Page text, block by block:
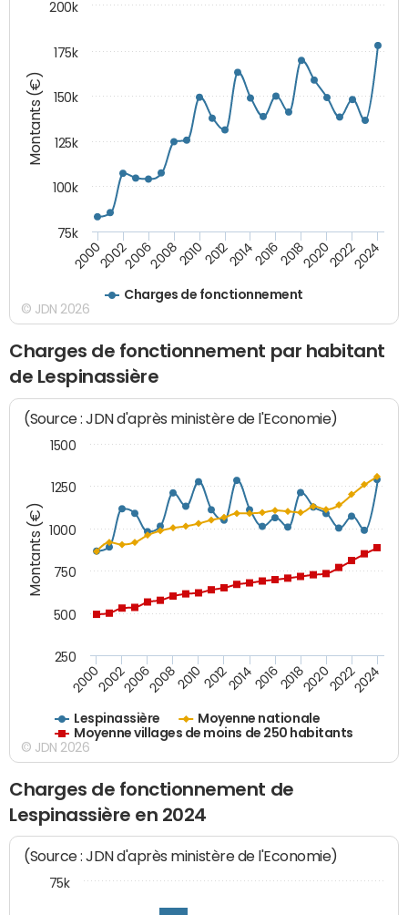
Montants (€)
Charges de fonctionnement
200020022006200820102012201420162018202020222024
75k
100k
125k
150k
175k
200k
© JDN 2026
Charges de fonctionnement par habitant
de Lespinassière
Montants (€)
(Source : JDN d'après ministère de l'Economie)
Lespinassière
Moyenne nationale
Moyenne villages de moins de 250 habitants
200020022006200820102012201420162018202020222024
250
500
750
1000
1250
1500
© JDN 2026
Charges de fonctionnement de
Lespinassière en 2024
(Source : JDN d'après ministère de l'Economie)
75k